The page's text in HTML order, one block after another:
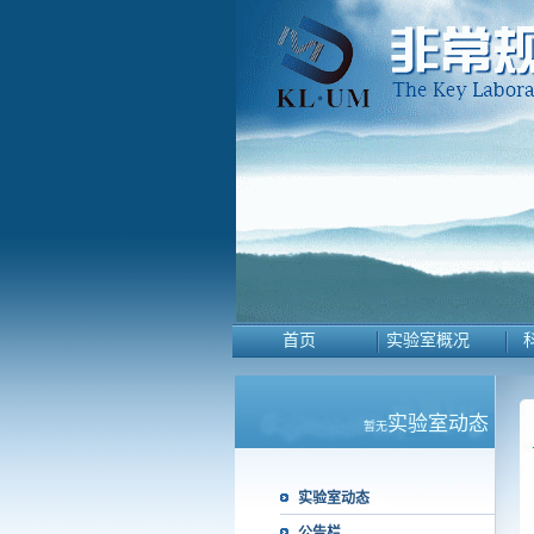
首页 实验室概况
暂无实验室动态
实验室动态